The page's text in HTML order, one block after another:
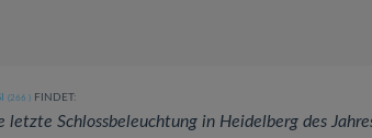
(266 )FINDET:
letzte Schlossbeleuchtung in Heidelberg des